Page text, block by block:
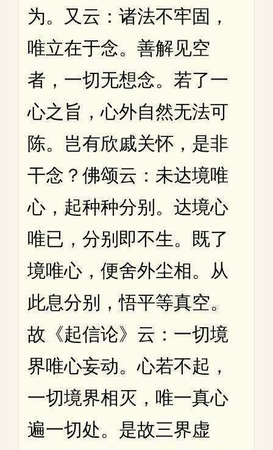
为。又云：诸法不牢固，
唯立在于念。善解见空
者，一切无想念。若了一
心之旨，心外自然无法可
陈。岂有欣戚关怀，是非
干念？佛颂云：未达境唯
心，起种种分别。达境心
唯已，分别即不生。既了
境唯心，便舍外尘相。从
此息分别，悟平等真空。
故《起信论》云：一切境
界唯心妄动。心若不起，
一切境界相灭，唯一真心
遍一切处。是故三界虚